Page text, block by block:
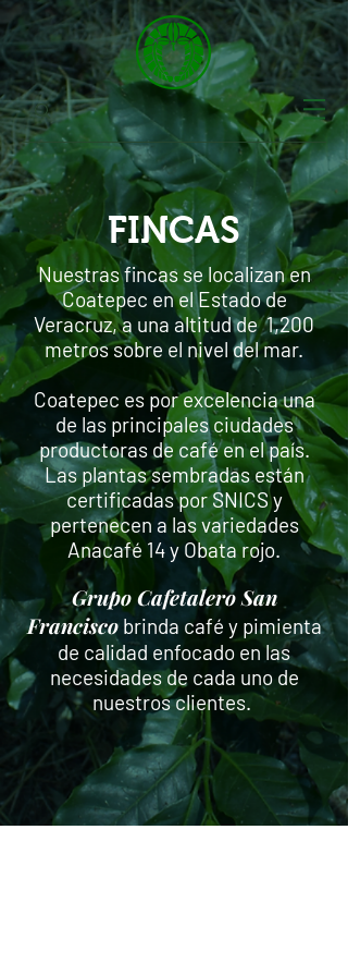
FINCAS
Nuestras fincas se localizan en
Coatepec en el Estado de
Veracruz, a una altitud de 1,200
metros sobre el nivel del mar.
Coatepec es por excelencia una
de las principales ciudades
productoras de café en el país.
Las plantas sembradas están
certificadas por SNICS y
pertenecen a las variedades
Anacafé 14 y Obata rojo.
Grupo Cafetalero San
Francisco brinda café y pimienta
de calidad enfocado en las
necesidades de cada uno de
nuestros clientes.